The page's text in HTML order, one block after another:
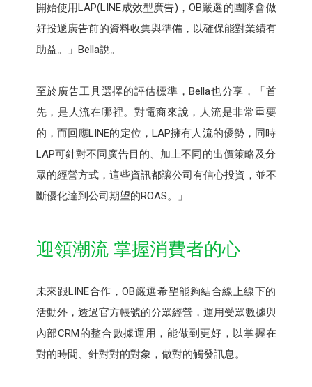
開始使用LAP(LINE成效型廣告)，OB嚴選的團隊會做
好投遞廣告前的資料收集與準備，以確保能對業績有
助益。」Bella說。
至於廣告工具選擇的評估標準，Bella也分享，「首
先，是人流在哪裡。對電商來說，人流是非常重要
的，而回應LINE的定位，LAP擁有人流的優勢，同時
LAP可針對不同廣告目的、加上不同的出價策略及分
眾的經營方式，這些資訊都讓公司有信心投資，並不
斷優化達到公司期望的ROAS。」
迎領潮流 掌握消費者的心
未來跟LINE合作，OB嚴選希望能夠結合線上線下的
活動外，透過官方帳號的分眾經營，運用受眾數據與
內部CRM的整合數據運用，能做到更好，以掌握在
對的時間、針對對的對象，做對的觸發訊息。